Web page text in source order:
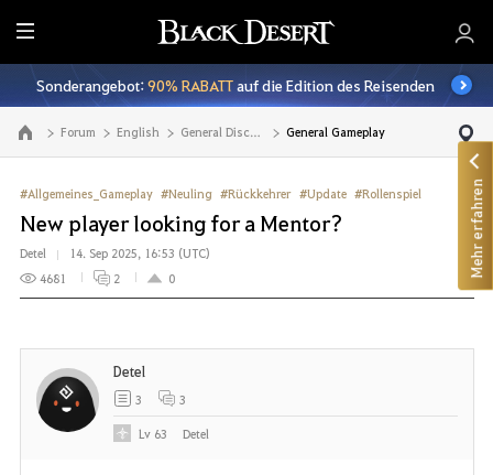
A
l
l
e
Sonderangebot:90% RABATTauf die Edition des Reisenden
Zur Hauptseite Forum English General Discussion General Gameplay
#Allgemeines_Gameplay #Neuling #Rückkehrer #Update #Rollenspiel
New player looking for a Mentor?
Detel
14. Sep 2025, 16:53 (UTC)
4681
2 0
Detel
3 3
Lv 63 Detel
Mehr erfahren